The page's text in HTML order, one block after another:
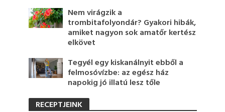
Nem virágzik a
trombitafolyondár? Gyakori hibák,
amiket nagyon sok amatőr kertész
elkövet
Tegyél egy kiskanálnyit ebből a
felmosóvízbe: az egész ház
napokig jó illatú lesz tőle
RECEPTJEINK